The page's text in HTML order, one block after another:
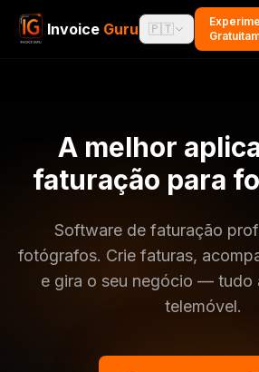
Invoice Guru 🇵🇹
A melhor
faturação para
Software de faturação
fotógrafos. Crie faturas,
e gira o seu negócio — tudo
telemóvel.